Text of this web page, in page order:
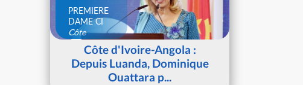
PREMIERE
DAME CI
Côte
d'IvoireCôte d'Ivoire-Angola :
Depuis Luanda, Dominique
Ouattara p...